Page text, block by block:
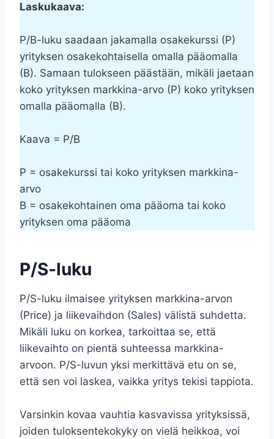
Laskukaava:
P/B-luku saadaan jakamalla osakekurssi (P)
yrityksen osakekohtaisella omalla pääomalla
(B). Samaan tulokseen päästään, mikäli jaetaan
koko yrityksen markkina-arvo (P) koko yrityksen
omalla pääomalla (B).
Kaava = P/B
P = osakekurssi tai koko yrityksen markkina-
arvo
B = osakekohtainen oma pääoma tai koko
yrityksen oma pääoma
P/S-luku
P/S-luku ilmaisee yrityksen markkina-arvon
(Price) ja liikevaihdon (Sales) välistä suhdetta.
Mikäli luku on korkea, tarkoittaa se, että
liikevaihto on pientä suhteessa markkina-
arvoon. P/S-luvun yksi merkittävä etu on se,
että sen voi laskea, vaikka yritys tekisi tappiota.
Varsinkin kovaa vauhtia kasvavissa yrityksissä,
joiden tuloksentekokyky on vielä heikkoa, voi